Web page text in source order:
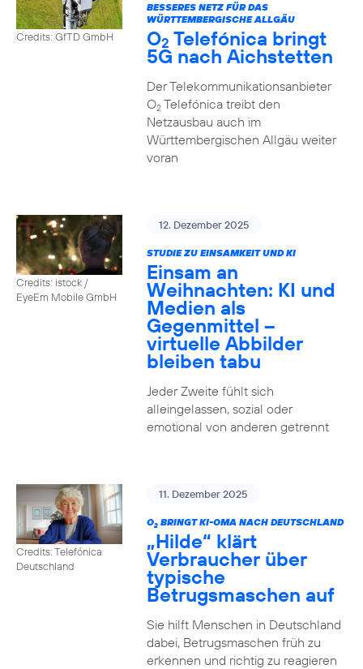
Credits: GfTD GmbH
BESSERES NETZ FÜR DAS
WÜRTTEMBERGISCHE ALLGÄU
O2 Telefónica bringt
5G nach Aichstetten
Der Telekommunikationsanbieter
O2Telefónica treibt den
Netzausbau auch im
Württembergischen Allgäu weiter
voran
Credits: istock /
EyeEm Mobile GmbH
12. Dezember 2025
STUDIE ZU EINSAMKEIT UND KI
Einsam an
Weihnachten: KI und
Medien als
Gegenmittel –
virtuelle Abbilder
bleiben tabu
Jeder Zweite fühlt sich
alleingelassen, sozial oder
emotional von anderen getrennt
Credits: Telefónica
Deutschland
11. Dezember 2025
O2BRINGT KI-OMA NACH DEUTSCHLAND
„Hilde“ klärt
Verbraucher über
typische
Betrugsmaschen auf
Sie hilft Menschen in Deutschland
dabei, Betrugsmaschen früh zu
erkennen und richtig zu reagieren